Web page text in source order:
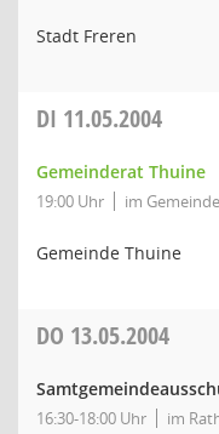
Stadt Freren
DI 11.05.2004
Gemeinderat Thuine
19:00 Uhr im
Gemeinde Thuine
DO 13.05.2004
16:30-18:00 Uhr im